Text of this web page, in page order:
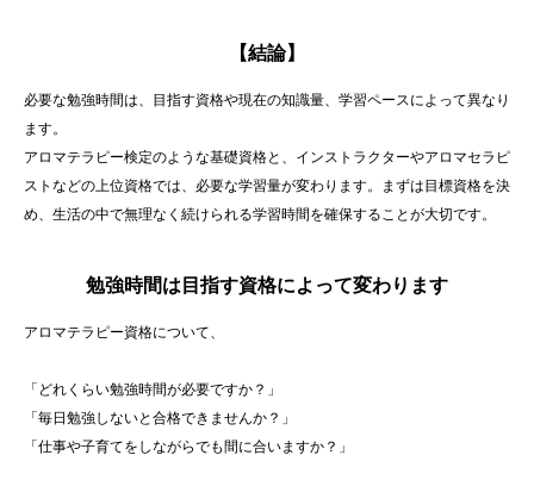
【結論】
必要な勉強時間は、目指す資格や現在の知識量、学習ペースによって異なり
ます。
アロマテラピー検定のような基礎資格と、インストラクターやアロマセラピ
ストなどの上位資格では、必要な学習量が変わります。まずは目標資格を決
め、生活の中で無理なく続けられる学習時間を確保することが大切です。
勉強時間は目指す資格によって変わります
アロマテラピー資格について、
「どれくらい勉強時間が必要ですか？」
「毎日勉強しないと合格できませんか？」
「仕事や子育てをしながらでも間に合いますか？」